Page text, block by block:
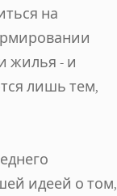
на
жилья - и
лишь тем,
идеей о том,